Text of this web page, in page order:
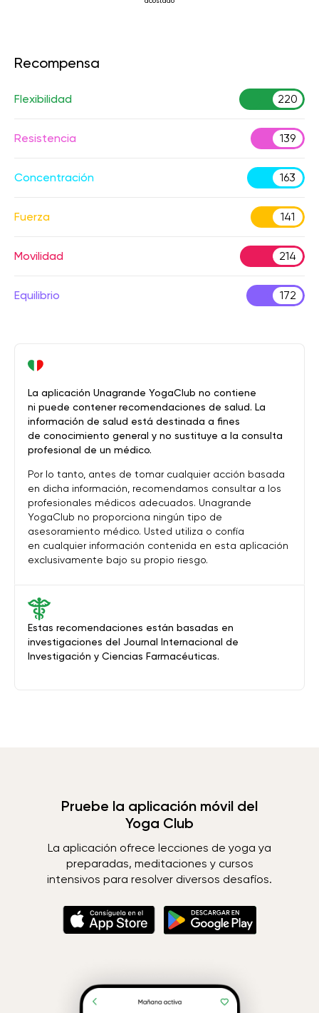
Recompensa
Flexibilidad 220
Resistencia 139
Concentración 163
Fuerza 141
Movilidad 214
Equilibrio 172
Estas recomendaciones están basadas en
investigaciones del Journal Internacional de
Investigación y Ciencias Farmacéuticas.
La aplicación Unagrande YogaClub no contiene
ni puede contener recomendaciones de salud. La
información de salud está destinada a fines
de conocimiento general y no sustituye a la consulta
profesional de un médico.
Por lo tanto, antes de tomar cualquier acción basada
en dicha información, recomendamos consultar a los
profesionales médicos adecuados. Unagrande
YogaClub no proporciona ningún tipo de
asesoramiento médico. Usted utiliza o confía
en cualquier información contenida en esta aplicación
exclusivamente bajo su propio riesgo.
Pruebe la aplicación móvil del
Yoga Club
La aplicación ofrece lecciones de yoga ya
preparadas, meditaciones y cursos
intensivos para resolver diversos desafíos.